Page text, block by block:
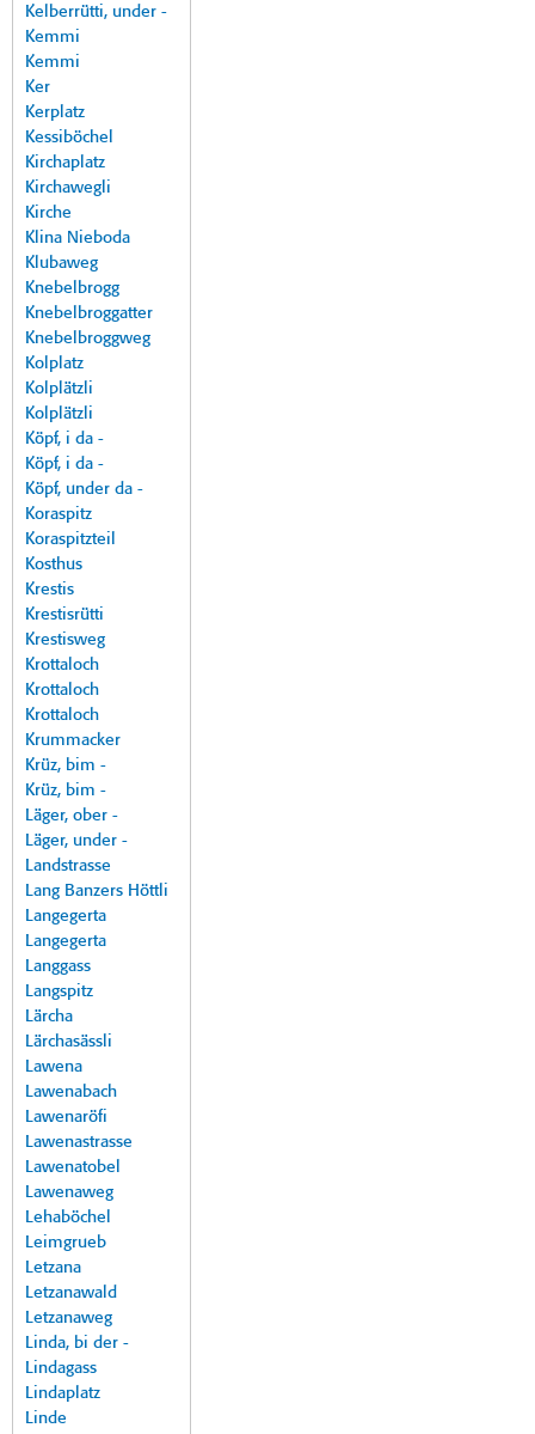
Kelberrütti, under -
Kemmi
Kemmi
Ker
Kerplatz
Kessiböchel
Kirchaplatz
Kirchawegli
Kirche
Klina Nieboda
Klubaweg
Knebelbrogg
Knebelbroggatter
Knebelbroggweg
Kolplatz
Kolplätzli
Kolplätzli
Köpf, i da -
Köpf, i da -
Köpf, under da -
Koraspitz
Koraspitzteil
Kosthus
Krestis
Krestisrütti
Krestisweg
Krottaloch
Krottaloch
Krottaloch
Krummacker
Krüz, bim -
Krüz, bim -
Läger, ober -
Läger, under -
Landstrasse
Lang Banzers Höttli
Langegerta
Langegerta
Langgass
Langspitz
Lärcha
Lärchasässli
Lawena
Lawenabach
Lawenaröfi
Lawenastrasse
Lawenatobel
Lawenaweg
Lehaböchel
Leimgrueb
Letzana
Letzanawald
Letzanaweg
Linda, bi der -
Lindagass
Lindaplatz
Linde